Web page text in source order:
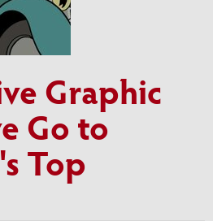
Graphic
Go to
Top